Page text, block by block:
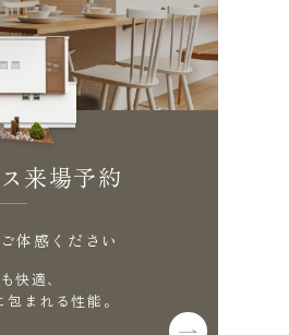
来場予約
体感ください
快適、
まれる性能。